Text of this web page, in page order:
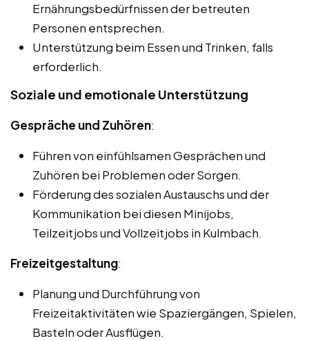
Ernährungsbedürfnissen der betreuten
Personen entsprechen.
Unterstützung beim Essen und Trinken, falls
erforderlich.
Soziale und emotionale Unterstützung
Gespräche und Zuhören:
Führen von einfühlsamen Gesprächen und
Zuhören bei Problemen oder Sorgen.
Förderung des sozialen Austauschs und der
Kommunikation bei diesen Minijobs,
Teilzeitjobs und Vollzeitjobs in Kulmbach.
Freizeitgestaltung:
Planung und Durchführung von
Freizeitaktivitäten wie Spaziergängen, Spielen,
Basteln oder Ausflügen.